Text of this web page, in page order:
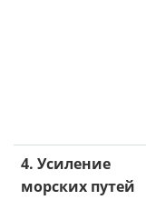
4. Усиление
морских путей